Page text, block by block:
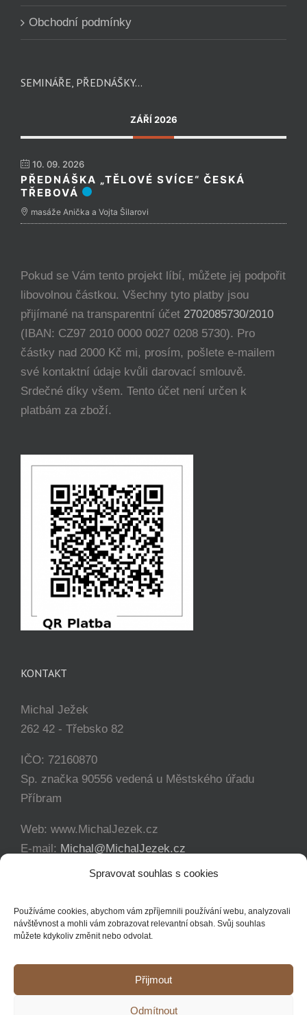
Spravovat souhlas s cookies
Používáme cookies, abychom vám zpříjemnili používání webu, analyzovali
návštěvnost a mohli vám zobrazovat relevantní obsah. Svůj souhlas
můžete kdykoliv změnit nebo odvolat.
Přijmout
Odmítnout
Obchodní podmínky
SEMINÁŘE, PŘEDNÁŠKY…
ZÁŘÍ 2026
10. 09. 2026
PŘEDNÁŠKA „TĚLOVÉ SVÍCE“ ČESKÁ
TŘEBOVÁ
masáže Anička a Vojta Šilarovi
Pokud se Vám tento projekt líbí, můžete jej podpořit
libovolnou částkou. Všechny tyto platby jsou
přijímané na transparentní účet 2702085730/2010
(IBAN: CZ97 2010 0000 0027 0208 5730). Pro
částky nad 2000 Kč mi, prosím, pošlete e-mailem
své kontaktní údaje kvůli darovací smlouvě.
Srdečné díky všem. Tento účet není určen k
platbám za zboží.
KONTAKT
Michal Ježek
262 42 - Třebsko 82
IČO: 72160870
Sp. značka 90556 vedená u Městského úřadu
Příbram
Web: www.MichalJezek.cz
E-mail: Michal@MichalJezek.cz
+420 777 346 649
Copyright 2012 - 2021 Michal Ježek | Veškerá práva vyhrazena